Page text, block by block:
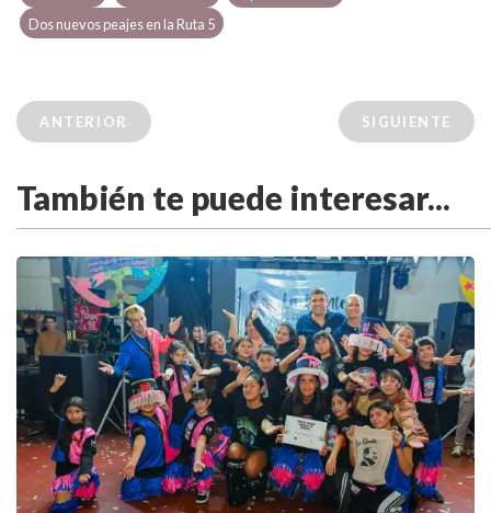
Dos nuevos peajes en la Ruta 5
ANTERIOR SIGUIENTE
También te puede interesar...